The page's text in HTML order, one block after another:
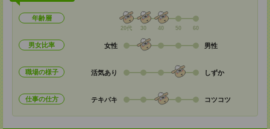
年齢層
20代 30 40 50 60
男女比率 女性 男性
職場の様子 活気あり しずか
仕事の仕方 テキパキ コツコツ